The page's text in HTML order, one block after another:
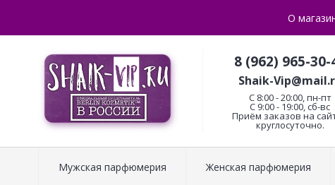
О
8 (962) 965-30-
Shaik-
C 8:00 - 20:00, пн-пт
С 9:00 - 19:00, сб-вс
Приём заказов на
круглосуточно.
Мужская парфюмерия Женская парфюмерия